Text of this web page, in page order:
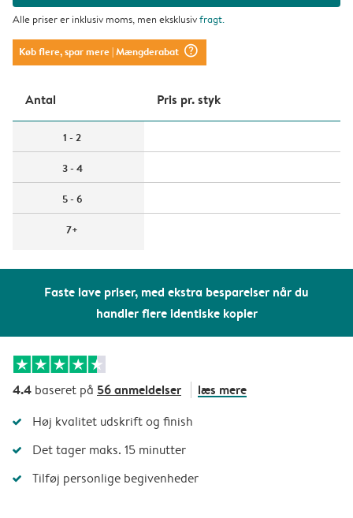
Faste lave priser, med ekstra besparelser når du
handler flere identiske kopier
Alle priser er inklusiv moms, men eksklusivfragt.
Køb flere, spar mere| Mængderabat question_mark_circle
Antal Pris pr. styk
1 - 2
3 - 4
5 - 6
7+
4.4 baseret på 56 anmeldelser læs mere
Høj kvalitet udskrift og finish
Det tager maks. 15 minutter
Tilføj personlige begivenheder